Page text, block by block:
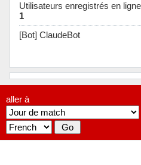
Utilisateurs enregistrés en
1
[Bot] ClaudeBot
aller à